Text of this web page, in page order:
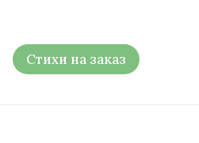
Стихи на заказ